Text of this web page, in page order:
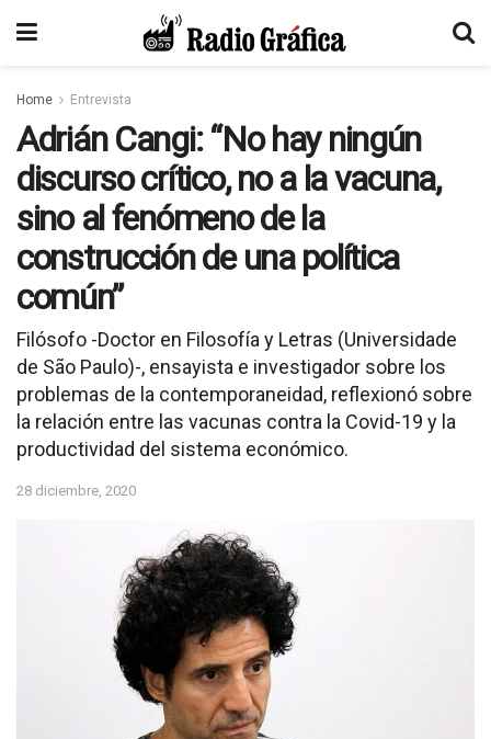
Home Entrevista
Adrián Cangi: “No hay ningún
discurso crítico, no a la vacuna,
sino al fenómeno de la
construcción de una política
común”
Filósofo -Doctor en Filosofía y Letras (Universidade
de São Paulo)-, ensayista e investigador sobre los
problemas de la contemporaneidad, reflexionó sobre
la relación entre las vacunas contra la Covid-19 y la
productividad del sistema económico.
28 diciembre, 2020